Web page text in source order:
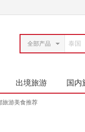
全部产品
出境旅游 国内
旅游美食推荐